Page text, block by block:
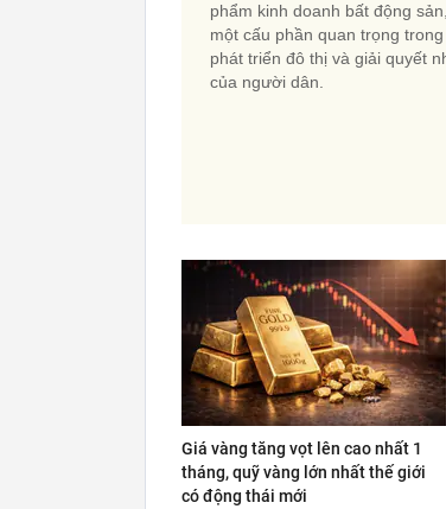
phẩm kinh doanh bất động
một cấu phần quan trọng
phát triển đô thị và giải quyết
của người dân.
Giá vàng tăng vọt lên cao nhất 1
tháng, quỹ vàng lớn nhất thế giới
có động thái mới